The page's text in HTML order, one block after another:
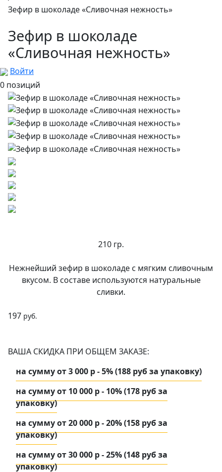
Зефир в шоколаде «Сливочная нежность»
Зефир в шоколаде
«Сливочная нежность»
Войти
0 позиций
210 гр.
Нежнейший зефир в шоколаде с мягким сливочным
вкусом. В составе используются натуральные
сливки.
197 руб.
ВАША СКИДКА ПРИ ОБЩЕМ ЗАКАЗЕ:
на сумму от 3 000 р - 5% (188 руб за упаковку)
на сумму от 10 000 р - 10% (178 руб за
упаковку)
на сумму от 20 000 р - 20% (158 руб за
упаковку)
на сумму от 30 000 р - 25% (148 руб за
упаковку)